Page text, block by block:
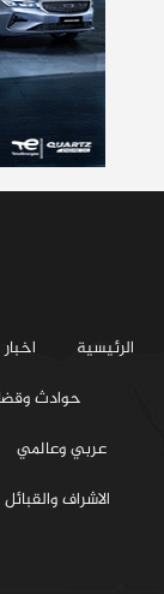
الرئيسية اخبار
حوادث
عربي وعالمي
الاشراف